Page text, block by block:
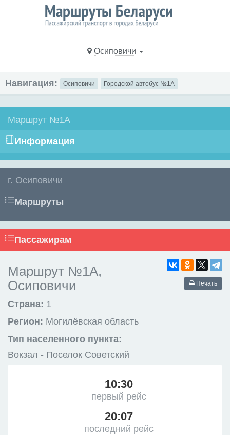
Осиповичи
Навигация: Осиповичи Городской автобус №1А
Маршрут №1А
Информация
г. Осиповичи
Маршруты
Пассажирам
Печать
Маршрут №1А,
Осиповичи
Страна: 1
Регион: Могилёвская область
Тип населенного пункта:
Вокзал - Поселок Советский
10:30
первый рейс
20:07
последний рейс